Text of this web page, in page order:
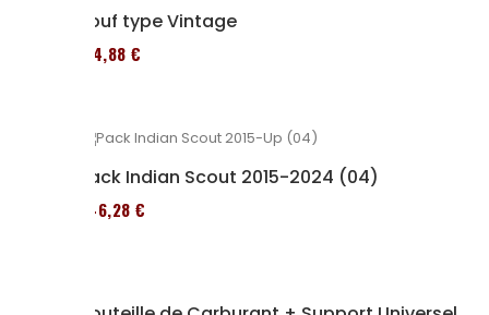
Pouf type Vintage
114,88 €
Pack Indian Scout 2015-2024 (04)
246,28 €